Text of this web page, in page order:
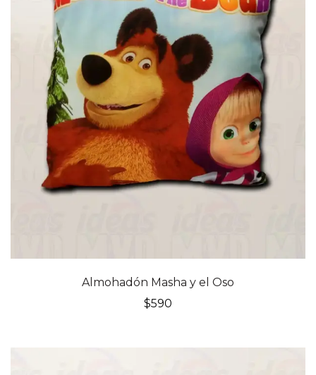
Almohadón Masha y el Oso
$590